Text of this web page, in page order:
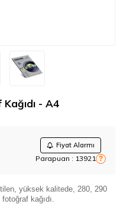
- A4
Fiyat Alarmı
Parapuan : 13921 ?
yüksek kalitede, 280, 290
kağıdı.